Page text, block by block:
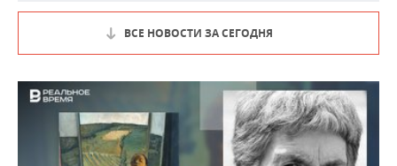
ВСЕ НОВОСТИ ЗА СЕГОДНЯ